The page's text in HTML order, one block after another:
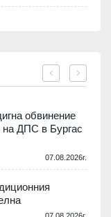
обвинение
на ДПС в Бургас
07.08.2026г.